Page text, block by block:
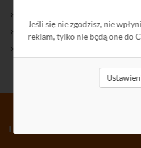
Jeśli się nie zgodzisz, nie
reklam, tylko nie będą one do
Polityka Prywatności
INFORMATOR TV-SAT